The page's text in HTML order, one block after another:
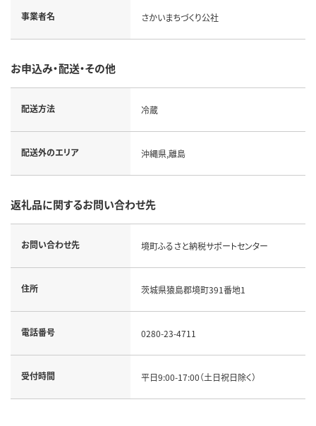
事業者名 さかいまちづくり公社
お申込み・配送・その他
配送方法 冷蔵
配送外のエリア 沖縄県,離島
返礼品に関するお問い合わせ先
お問い合わせ先 境町ふるさと納税サポートセンター
住所 茨城県猿島郡境町391番地1
電話番号 0280-23-4711
受付時間 平日9:00-17:00（土日祝日除く）